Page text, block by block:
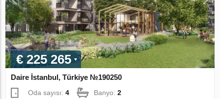
€ 225 265
Daire İstanbul, Türkiye №190250
Oda sayısı:4 Banyo:2